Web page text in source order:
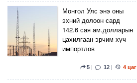
Монгол Улс энэ оны
эхний долоон сард
142.6 сая ам.долларын
цахилгаан эрчим хүч
импортлов
5 | 12 | 4 цаг